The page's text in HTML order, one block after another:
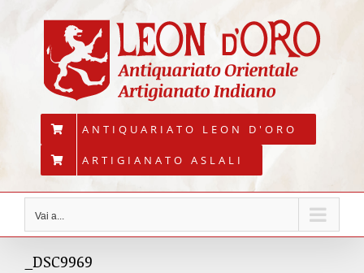
contenuto
ANTIQUARIATO LEON D'ORO
ARTIGIANATO ASLALI
Vai a...
_DSC9969